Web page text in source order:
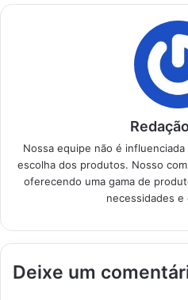
Nossa equipe não é
escolha dos produtos. Nosso
oferecendo uma gama de
necessidades e
Deixe um